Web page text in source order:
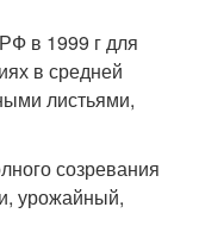
в 1999 г для
в средней
листьями,
созревания
урожайный,